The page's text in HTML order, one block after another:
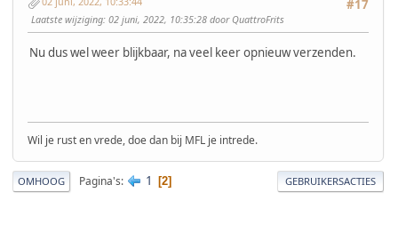
#17
Laatste wijziging: 02 juni, 2022, 10:35:28 door QuattroFrits
Nu dus wel weer blijkbaar, na veel keer opnieuw verzenden.
Wil je rust en vrede, doe dan bij MFL je intrede.
OMHOOG Pagina's 1 2 GEBRUIKERSACTIES